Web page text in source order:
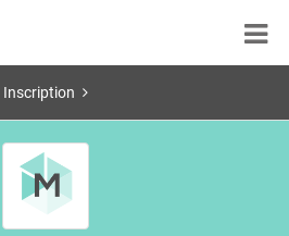
Inscription